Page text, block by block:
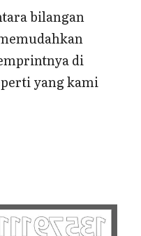
bilangan
di
yang kami